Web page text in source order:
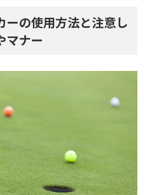
ーの使用方法と注意し
マナー